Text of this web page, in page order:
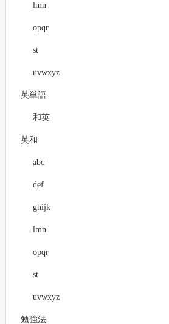
lmn
opqr
st
uvwxyz
英単語
和英
英和
abc
def
ghijk
lmn
opqr
st
uvwxyz
勉強法